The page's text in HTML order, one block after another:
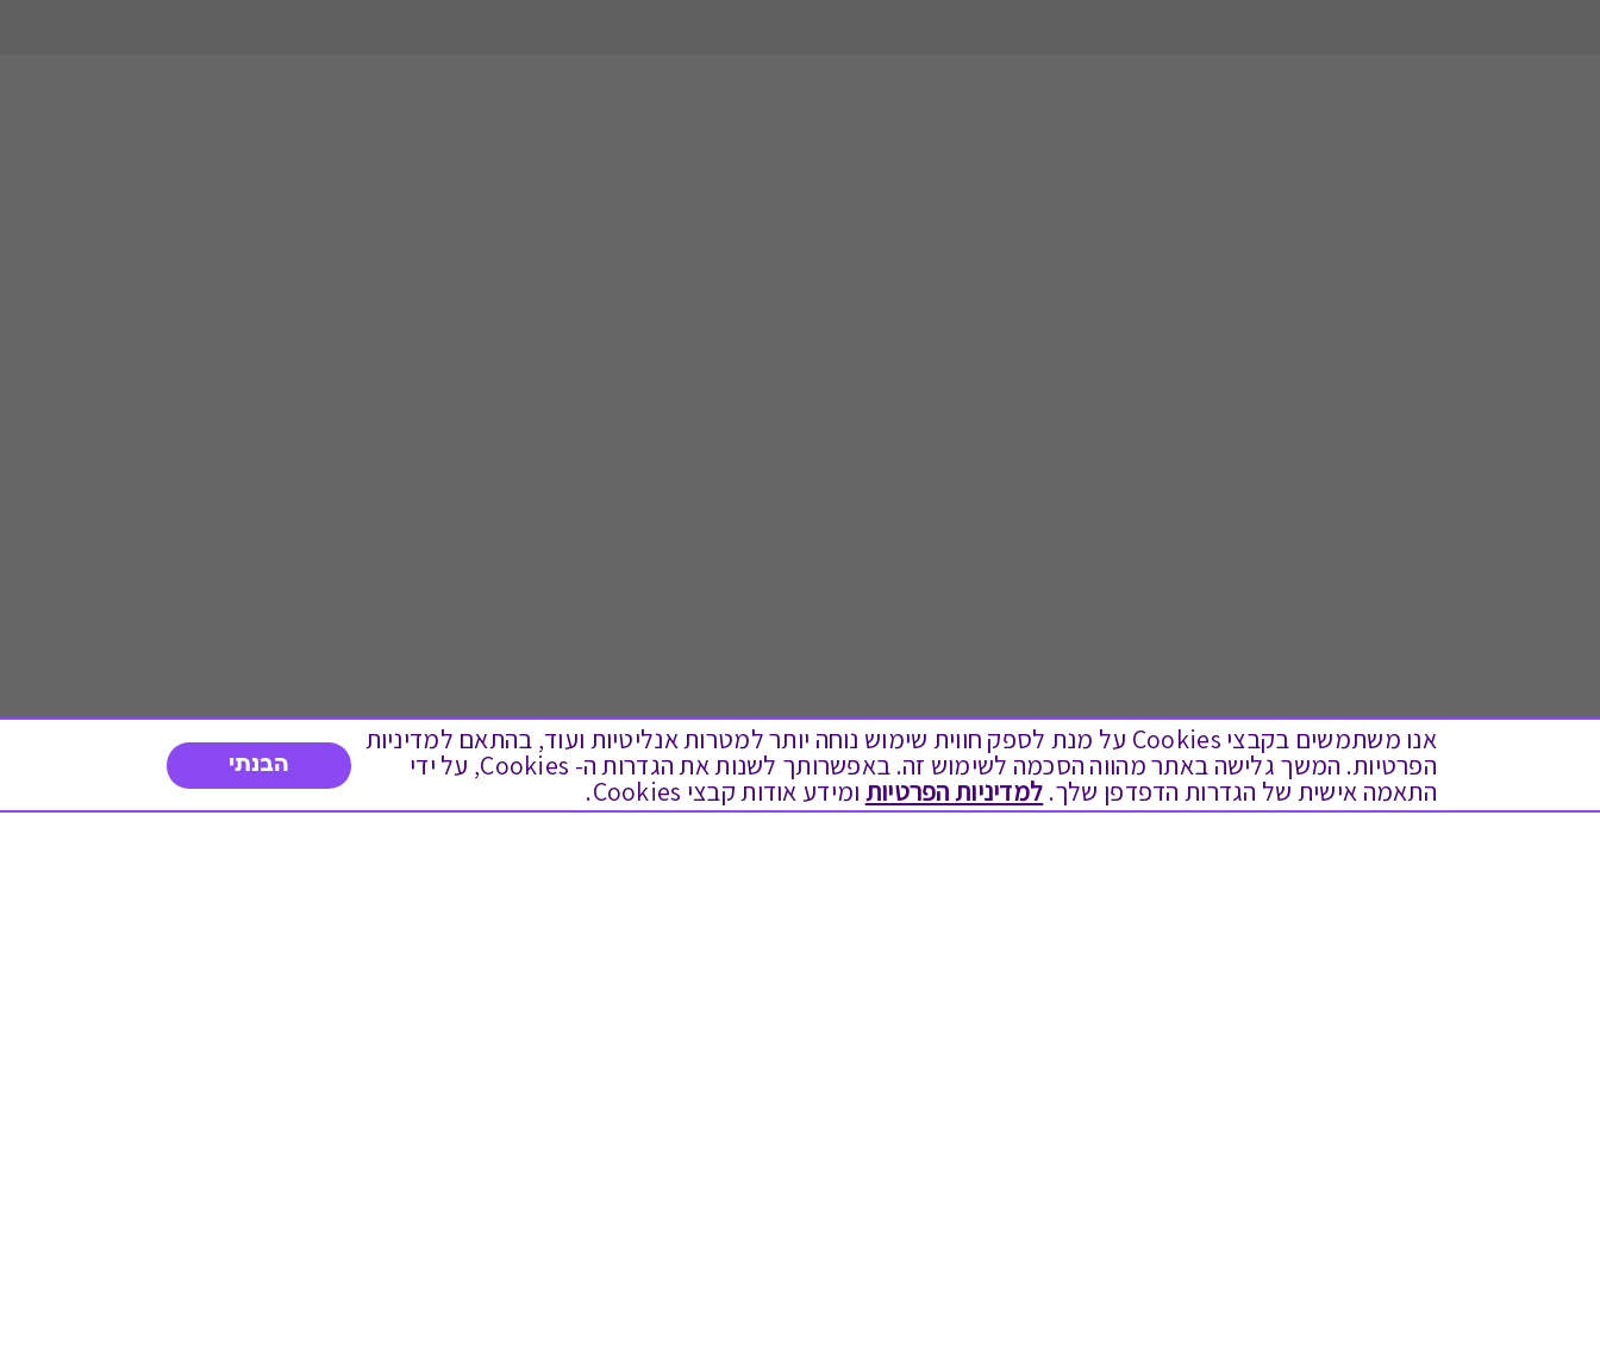
לתת מתנה טוב לדעת דברו איתנו
אנו משתמשים בקבצי Cookies על מנת לספק חווית שימוש נוחה יותר למטרות אנליטיות ועוד, בהתאם למדיניות
הפרטיות. המשך גלישה באתר מהווה הסכמה לשימוש זה. באפשרותך לשנות את הגדרות ה- Cookies, על ידי
התאמה אישית של הגדרות הדפדפן שלך. למדיניות הפרטיות ומידע אודות קבצי Cookies.
הבנתי